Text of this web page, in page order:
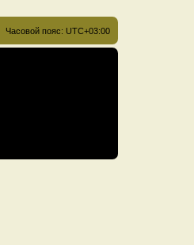
Часовой пояс: UTC+03:00